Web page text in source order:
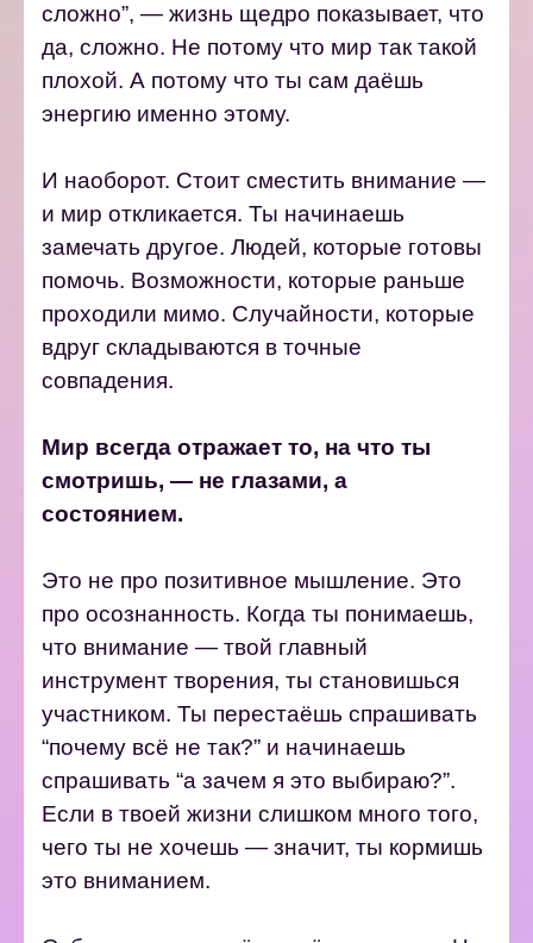
сложно”, — жизнь щедро показывает, что
да, сложно. Не потому что мир так такой
плохой. А потому что ты сам даёшь
энергию именно этому.
И наоборот. Стоит сместить внимание —
и мир откликается. Ты начинаешь
замечать другое. Людей, которые готовы
помочь. Возможности, которые раньше
проходили мимо. Случайности, которые
вдруг складываются в точные
совпадения.
Мир всегда отражает то, на что ты
смотришь, — не глазами, а
состоянием.
Это не про позитивное мышление. Это
про осознанность. Когда ты понимаешь,
что внимание — твой главный
инструмент творения, ты становишься
участником. Ты перестаёшь спрашивать
“почему всё не так?” и начинаешь
спрашивать “а зачем я это выбираю?”.
Если в твоей жизни слишком много того,
чего ты не хочешь — значит, ты кормишь
это вниманием.